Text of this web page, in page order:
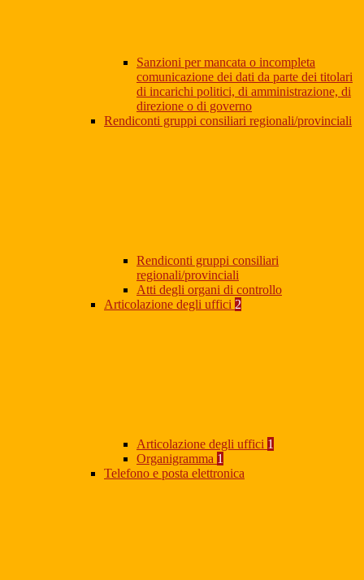
Sanzioni per mancata o incompleta
comunicazione dei dati da parte dei titolari
di incarichi politici, di amministrazione, di
direzione o di governo
Rendiconti gruppi consiliari regionali/provinciali
Rendiconti gruppi consiliari
regionali/provinciali
Atti degli organi di controllo
Articolazione degli uffici 2
Articolazione degli uffici 1
Organigramma 1
Telefono e posta elettronica